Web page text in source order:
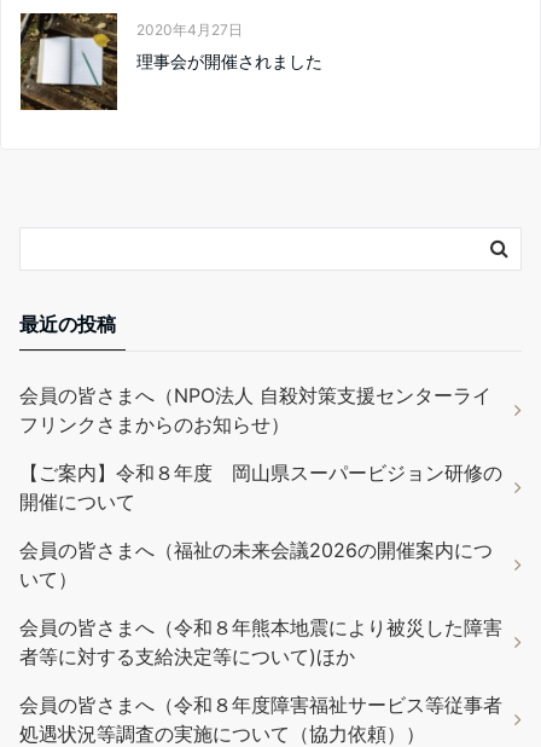
2020年4月27日
理事会が開催されました
最近の投稿
会員の皆さまへ（NPO法人 自殺対策支援センターライ
フリンクさまからのお知らせ）
【ご案内】令和８年度 岡山県スーパービジョン研修の
開催について
会員の皆さまへ（福祉の未来会議2026の開催案内につ
いて）
会員の皆さまへ（令和８年熊本地震により被災した障害
者等に対する支給決定等について)ほか
会員の皆さまへ（令和８年度障害福祉サービス等従事者
処遇状況等調査の実施について（協力依頼））